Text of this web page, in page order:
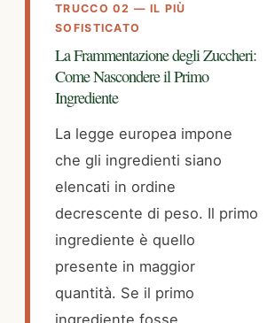
TRUCCO 02 — IL PIÙ
SOFISTICATO
La Frammentazione degli Zuccheri:
Come Nascondere il Primo
Ingrediente
La legge europea impone
che gli ingredienti siano
elencati in ordine
decrescente di peso. Il primo
ingrediente è quello
presente in maggior
quantità. Se il primo